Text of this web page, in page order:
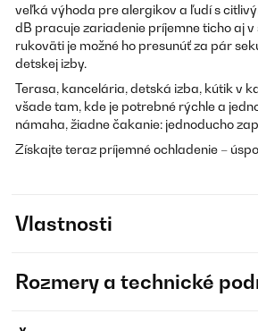
veľká výhoda pre alergikov a ľudí s
dB pracuje zariadenie príjemne ticho aj
rukoväti je možné ho presunúť za pár
detskej izby.
Terasa, kancelária, detská izba, kútik v
všade tam, kde je potrebné rýchle a
námaha, žiadne čakanie: jednoducho
Získajte teraz príjemné ochladenie –
Vlastnosti
Rozmery a technické